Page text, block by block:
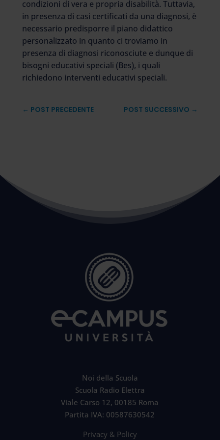
condizioni di vera e propria disabilità. Tuttavia,
in presenza di casi certificati da una diagnosi, è
necessario predisporre il piano didattico
personalizzato in quanto ci troviamo in
presenza di diagnosi riconosciute e dunque di
bisogni educativi speciali (Bes), i quali
richiedono interventi educativi speciali.
← POST PRECEDENTE POST SUCCESSIVO →
Noi della Scuola
Scuola Radio Elettra
Viale Carso 12, 00185 Roma
Partita IVA: 00587630542
Privacy & Policy